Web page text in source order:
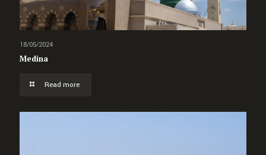
18/05/2024
Medina
Read more